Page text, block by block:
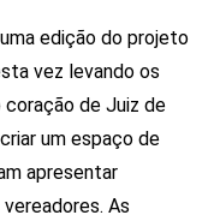
edição do projeto
vez levando os
coração de Juiz de
um espaço de
apresentar
As